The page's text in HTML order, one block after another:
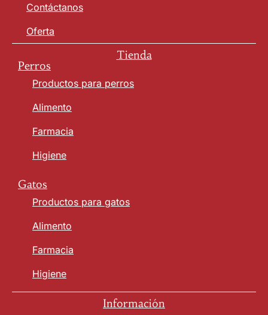
Contáctanos
Oferta
Tienda
Perros
Productos para perros
Alimento
Farmacia
Higiene
Gatos
Productos para gatos
Alimento
Farmacia
Higiene
Información